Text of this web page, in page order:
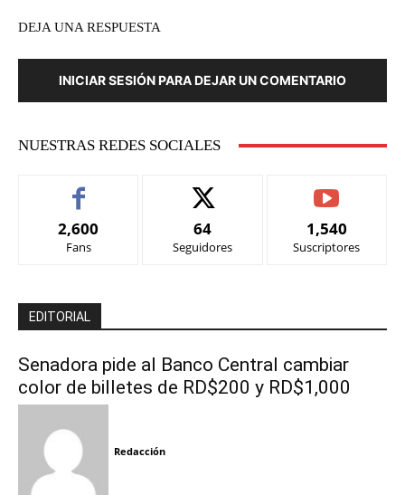
DEJA UNA RESPUESTA
INICIAR SESIÓN PARA DEJAR UN COMENTARIO
NUESTRAS REDES SOCIALES
2,600
Fans
64
Seguidores
1,540
Suscriptores
EDITORIAL
Senadora pide al Banco Central cambiar
color de billetes de RD$200 y RD$1,000
Redacción